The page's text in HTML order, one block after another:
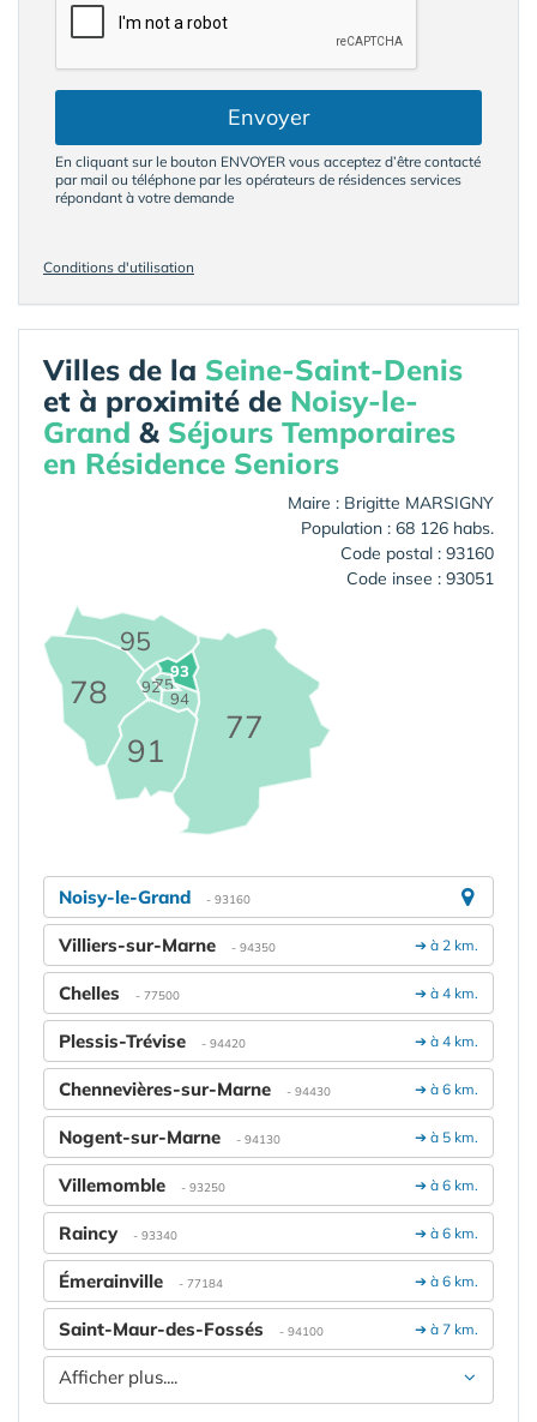
Envoyer
En cliquant sur le bouton ENVOYER vous acceptez d’être contacté
par mail ou téléphone par les opérateurs de résidences services
répondant à votre demande
Conditions d'utilisation
Villes de la Seine-Saint-Denis
et à proximité de Noisy-le-
Grand & Séjours Temporaires
en Résidence Seniors
Maire : Brigitte MARSIGNY
Population : 68 126 habs.
Code postal : 93160
Code insee : 93051
75
77
78
91
92
93
94
95
Noisy-le-Grand - 93160
➔ à 2 km.
Villiers-sur-Marne - 94350
➔ à 4 km.
Chelles - 77500
➔ à 4 km.
Plessis-Trévise - 94420
➔ à 6 km.
Chennevières-sur-Marne - 94430
➔ à 5 km.
Nogent-sur-Marne - 94130
➔ à 6 km.
Villemomble - 93250
➔ à 6 km.
Raincy - 93340
➔ à 6 km.
Émerainville - 77184
➔ à 7 km.
Saint-Maur-des-Fossés - 94100
Afficher plus....